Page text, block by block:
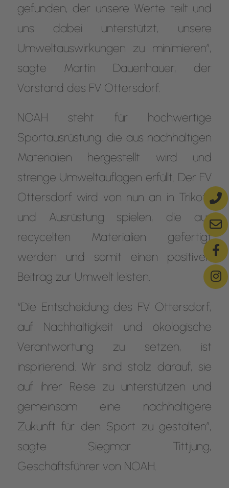
gefunden, der unsere Werte teilt und
uns dabei unterstützt, unsere
Umweltauswirkungen zu minimieren”,
sagte Martin Dauenhauer, der
Vorstand des FV Ottersdorf.
NOAH steht für hochwertige
Sportausrüstung, die aus nachhaltigen
Materialien hergestellt wird und
strenge Umweltauflagen erfüllt. Der FV
Ottersdorf wird von nun an in Trikots
und Ausrüstung spielen, die aus
recycelten Materialien gefertigt
werden und somit einen positiven
Beitrag zur Umwelt leisten.
“Die Entscheidung des FV Ottersdorf,
auf Nachhaltigkeit und ökologische
Verantwortung zu setzen, ist
inspirierend. Wir sind stolz darauf, sie
auf ihrer Reise zu unterstützen und
gemeinsam eine nachhaltigere
Zukunft für den Sport zu gestalten”,
sagte Siegmar Tittjung,
Geschäftsführer von NOAH.